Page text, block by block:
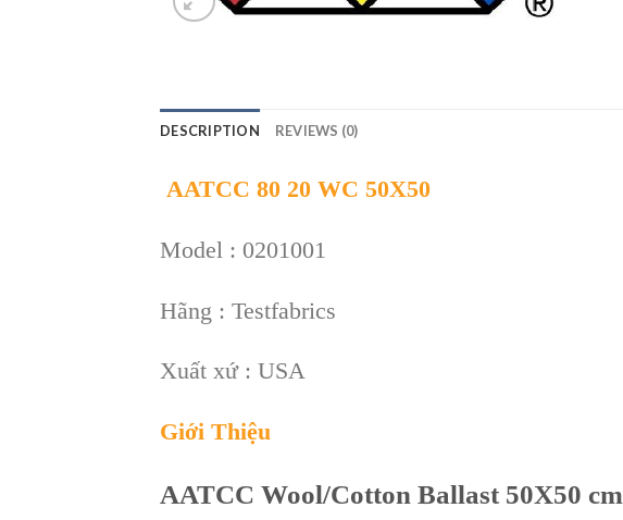
DESCRIPTION REVIEWS (0)
AATCC 80 20 WC 50X50
Model : 0201001
Hãng : Testfabrics
Xuất xứ : USA
Giới Thiệu
AATCC Wool/Cotton Ballast 50X50 cm